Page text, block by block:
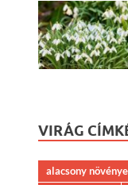
VIRÁG
alacsony